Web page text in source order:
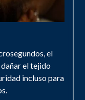
el
el tejido
incluso para